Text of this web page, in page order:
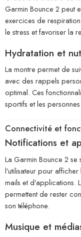
Garmin Bounce 2 peut
exercices de
le stress et favoriser la
Hydratation et
La montre permet de
avec des rappels
optimal. Ces
sportifs et les
Connectivité et
Notifications et
La Garmin Bounce 2
l’utilisateur pour
mails et d’applications.
permettent de rester
son téléphone.
Musique et